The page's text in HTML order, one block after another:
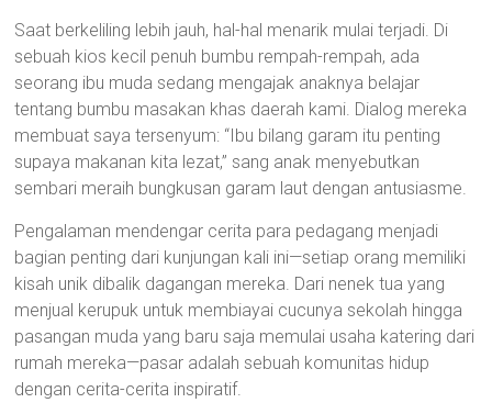
Saat berkeliling lebih jauh, hal-hal menarik mulai terjadi. Di
sebuah kios kecil penuh bumbu rempah-rempah, ada
seorang ibu muda sedang mengajak anaknya belajar
tentang bumbu masakan khas daerah kami. Dialog mereka
membuat saya tersenyum: “Ibu bilang garam itu penting
supaya makanan kita lezat,” sang anak menyebutkan
sembari meraih bungkusan garam laut dengan antusiasme.
Pengalaman mendengar cerita para pedagang menjadi
bagian penting dari kunjungan kali ini—setiap orang memiliki
kisah unik dibalik dagangan mereka. Dari nenek tua yang
menjual kerupuk untuk membiayai cucunya sekolah hingga
pasangan muda yang baru saja memulai usaha katering dari
rumah mereka—pasar adalah sebuah komunitas hidup
dengan cerita-cerita inspiratif.